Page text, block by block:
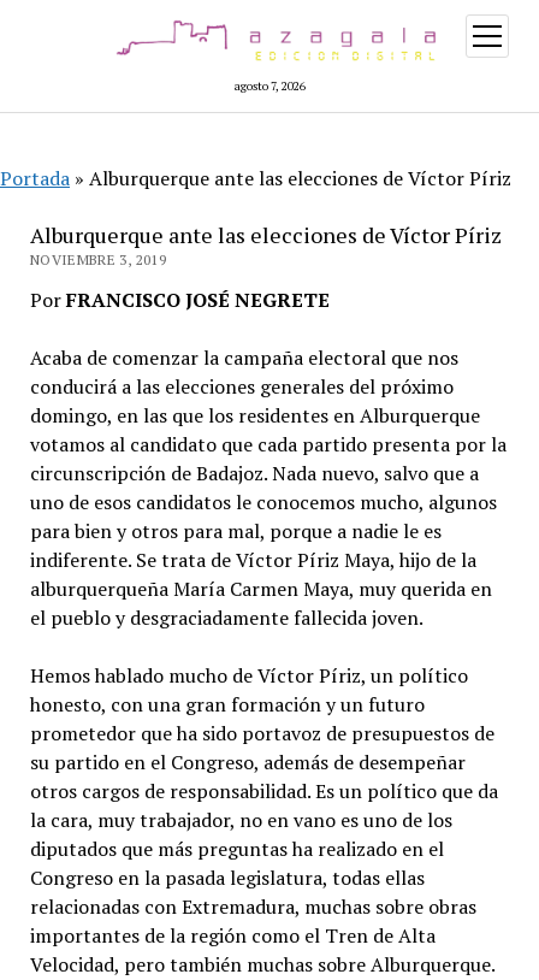
agosto 7, 2026
abrir
menú
Portada » Alburquerque ante las elecciones de Víctor Píriz
Alburquerque ante las elecciones de Víctor Píriz
NOVIEMBRE 3, 2019
PorFRANCISCO JOSÉ NEGRETE
Acaba de comenzar la campaña electoral que nos
conducirá a las elecciones generales del próximo
domingo, en las que los residentes en Alburquerque
votamos al candidato que cada partido presenta por la
circunscripción de Badajoz. Nada nuevo, salvo que a
uno de esos candidatos le conocemos mucho, algunos
para bien y otros para mal, porque a nadie le es
indiferente. Se trata de Víctor Píriz Maya, hijo de la
alburquerqueña María Carmen Maya, muy querida en
el pueblo y desgraciadamente fallecida joven.
Hemos hablado mucho de Víctor Píriz, un político
honesto, con una gran formación y un futuro
prometedor que ha sido portavoz de presupuestos de
su partido en el Congreso, además de desempeñar
otros cargos de responsabilidad. Es un político que da
la cara, muy trabajador, no en vano es uno de los
diputados que más preguntas ha realizado en el
Congreso en la pasada legislatura, todas ellas
relacionadas con Extremadura, muchas sobre obras
importantes de la región como el Tren de Alta
Velocidad, pero también muchas sobre Alburquerque.